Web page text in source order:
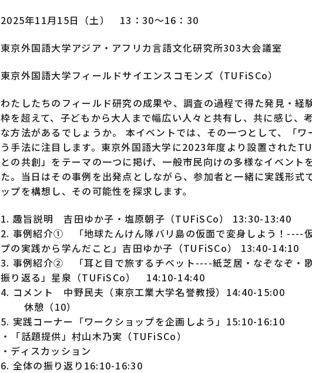
2025年11月15日（土） 13：30～16：30
東京外国語大学アジア・アフリカ言語文化研究所303大会議室
東京外国語大学フィールドサイエンスコモンズ（TUFiSCo）
わたしたちのフィールド研究の成果や、調査の過程で得た発見・経
枠を超えて、子どもから大人まで幅広い人々と共有し、共に感じ、
な方法があるでしょうか。 本イベントでは、その一つとして、「ワ
う手法に注目します。東京外国語大学に2023年度より設置された
との共創」をテーマの一つに掲げ、一般市民向けの多様なイベント
た。当日はその事例を出発点としながら、参加者と一緒に実践形式
ップを構想し、その可能性を探求します。
1. 趣旨説明 吉田ゆか子・塩原朝子（TUFiSCo） 13:30-13:40
2. 事例紹介① 「地球たんけん隊バリ島の仮面で変身しよう！----
プの実践から学んだこと」吉田ゆか子（TUFiSCo） 13:40-14:10
3. 事例紹介② 「耳と目で旅するチベット----紙芝居・なぞなぞ・
振り返る」星泉（TUFiSCo） 14:10-14:40
4. コメント 中野民夫（東京工業大学名誉教授）14:40-15:00
休憩（10）
5. 実践コーナー「ワークショップを企画しよう」15:10-16:10
・「話題提供」村山木乃実（TUFiSCo）
・ディスカッション
6. 全体の振り返り16:10-16:30